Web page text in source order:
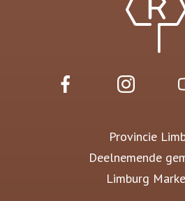
Provincie
Deelnemende
Limburg